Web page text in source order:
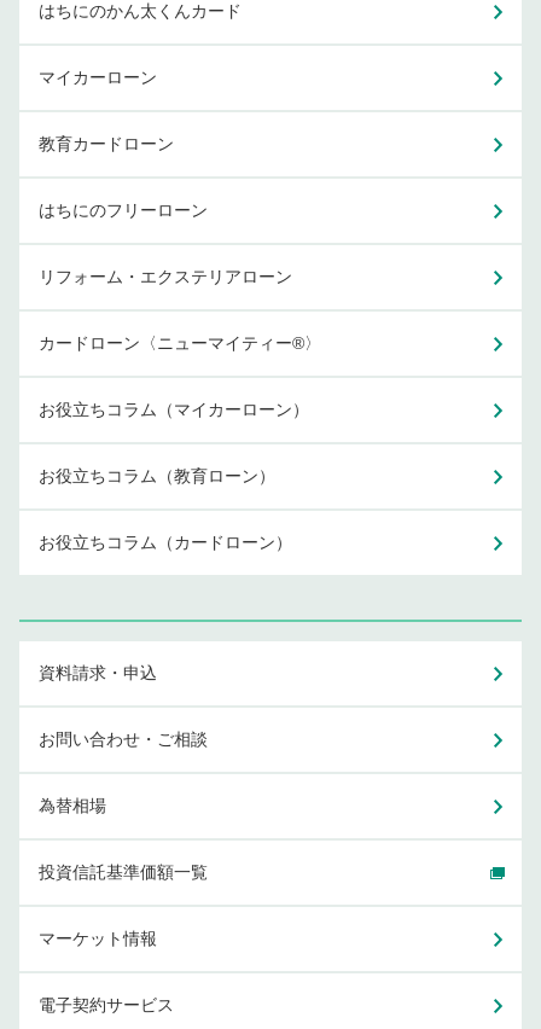
はちにのかん太くんカード
マイカーローン
教育カードローン
はちにのフリーローン
リフォーム・エクステリアローン
カードローン〈ニューマイティー®〉
お役立ちコラム（マイカーローン）
お役立ちコラム（教育ローン）
お役立ちコラム（カードローン）
資料請求・申込
お問い合わせ・ご相談
為替相場
投資信託基準価額一覧
マーケット情報
電子契約サービス